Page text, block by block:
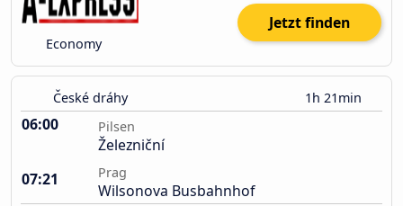
Economy
Jetzt finden
České dráhy 1h 21min
06:00 Pilsen
Železniční
07:21
Prag
Wilsonova Busbahnhof